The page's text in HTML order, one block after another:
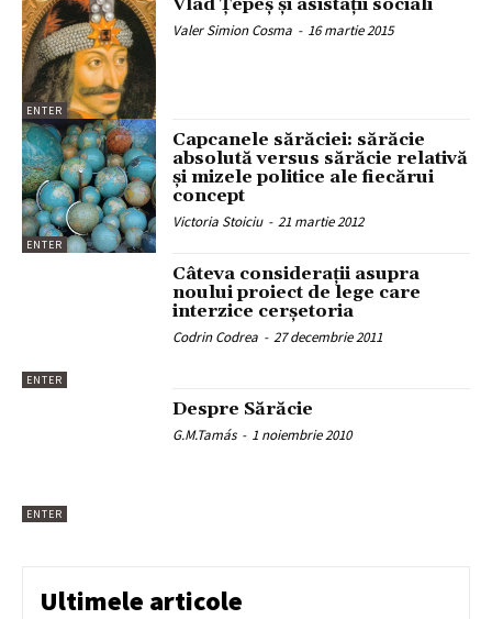
ENTER
Vlad Țepeș și asistații sociali
Valer Simion Cosma - 16 martie 2015
ENTER
Capcanele sărăciei: sărăcie
absolută versus sărăcie relativă
şi mizele politice ale fiecărui
concept
Victoria Stoiciu - 21 martie 2012
ENTER
Câteva consideraţii asupra
noului proiect de lege care
interzice cerşetoria
Codrin Codrea - 27 decembrie 2011
ENTER
Despre Sărăcie
G.M.Tamás - 1 noiembrie 2010
Ultimele articole